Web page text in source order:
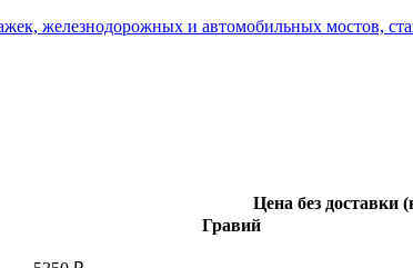
железнодорожных и автомобильных мостов,
Цена без доставки
Гравий